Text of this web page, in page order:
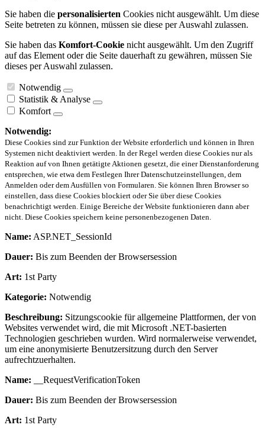
Sie haben die personalisierten Cookies nicht ausgewählt. Um diese
Seite betreten zu können, müssen sie diese per Auswahl zulassen.
Sie haben das Komfort-Cookie nicht ausgewählt. Um den Zugriff
auf das Element oder die Seite dauerhaft zu gewähren, müssen Sie
dieses per Auswahl zulassen.
Notwendig
Statistik & Analyse
Komfort
Notwendig:
Diese Cookies sind zur Funktion der Website erforderlich und können in Ihren
Systemen nicht deaktiviert werden. In der Regel werden diese Cookies nur als
Reaktion auf von Ihnen getätigte Aktionen gesetzt, die einer Dienstanforderung
entsprechen, wie etwa dem Festlegen Ihrer Datenschutzeinstellungen, dem
Anmelden oder dem Ausfüllen von Formularen. Sie können Ihren Browser so
einstellen, dass diese Cookies blockiert oder Sie über diese Cookies
benachrichtigt werden. Einige Bereiche der Website funktionieren dann aber
nicht. Diese Cookies speichern keine personenbezogenen Daten.
Name: ASP.NET_SessionId
Dauer: Bis zum Beenden der Browsersession
Art: 1st Party
Kategorie: Notwendig
Beschreibung: Sitzungscookie für allgemeine Plattformen, der von
Websites verwendet wird, die mit Microsoft .NET-basierten
Technologien geschrieben wurden. Wird normalerweise verwendet,
um eine anonymisierte Benutzersitzung durch den Server
aufrechtzuerhalten.
Name: __RequestVerificationToken
Dauer: Bis zum Beenden der Browsersession
Art: 1st Party